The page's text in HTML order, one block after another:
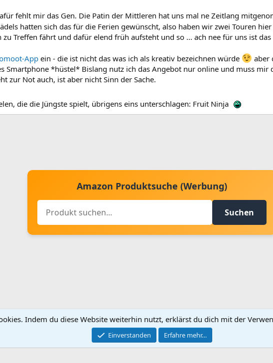
fehlt mir das Gen. Die Patin der Mittleren hat uns mal ne Zeitlang
hatten sich das für die Ferien gewünscht, also haben wir zwei Touren
zu Treffen fährt und dafür elend früh aufsteht und so ... ach nee für uns ist das
Appein - die ist nicht das was ich als kreativ bezeichnen würde
aber
Smartphone *hüstel* Bislang nutz ich das Angebot nur online und muss mir
zur Not auch, ist aber nicht Sinn der Sache.
die die Jüngste spielt, übrigens eins unterschlagen: Fruit Ninja
Amazon Produktsuche (Werbung)
Suchen
Kontakt aufnehmen
Community platform by XenForo © 2010-2024 XenForo Ltd.
Indem du diese Website weiterhin nutzt, erklärst du dich mit der
Einverstanden Erfahre mehr…